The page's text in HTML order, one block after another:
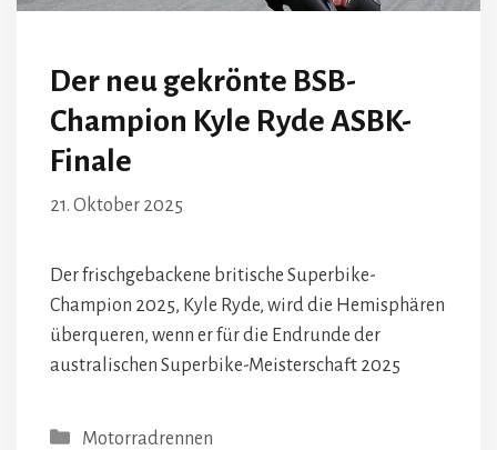
Der neu gekrönte BSB-
Champion Kyle Ryde ASBK-
Finale
21. Oktober 2025
Der frischgebackene britische Superbike-
Champion 2025, Kyle Ryde, wird die Hemisphären
überqueren, wenn er für die Endrunde der
australischen Superbike-Meisterschaft 2025
Kategorien
Motorradrennen